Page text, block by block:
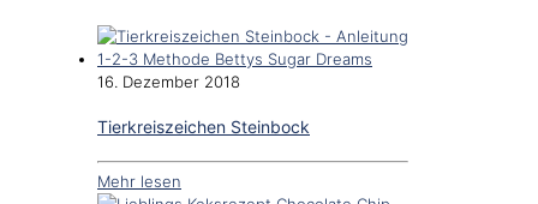
16. Dezember 2018
Tierkreiszeichen Steinbock
Mehr lesen